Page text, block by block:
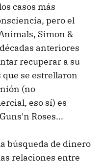
casos más
pero el
Simon &
anteriores
recuperar a su
se estrellaron
(no
eso sí) es
Roses...
búsqueda de dinero
relaciones entre